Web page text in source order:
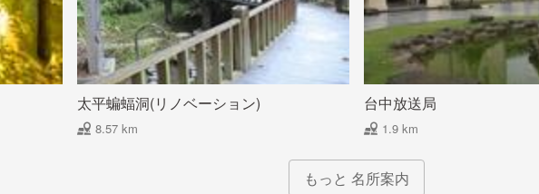
太平蝙蝠洞(リノベーション)
8.57 km
台中放送局
1.9 km
もっと 名所案内